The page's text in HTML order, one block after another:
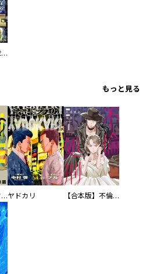
ドカクエ 異世界ドカコッククエスト
もっと見る
逃亡者～アスクレピオスの杖～ヤドカリ 【合本版】不倫処刑